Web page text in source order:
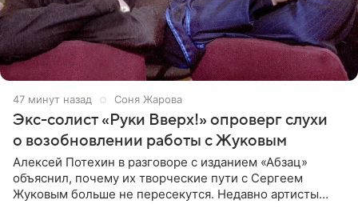
48 минут назад Соня Жарова
Экс-солист «Руки Вверх!» опроверг слухи
о возобновлении работы с Жуковым
Алексей Потехин в разговоре с изданием «Абзац»
объяснил, почему их творческие пути с Сергеем
Жуковым больше не пересекутся. Недавно артисты